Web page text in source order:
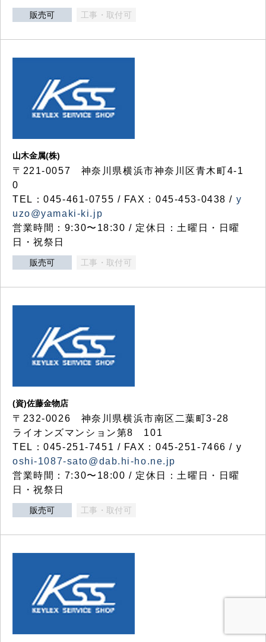
販売可 工事・取付可
山木金属(株)
〒221-0057 神奈川県横浜市神奈川区青木町4-1
0
TEL：045-461-0755 / FAX：045-453-0438 / y
uzo@yamaki-ki.jp
営業時間：9:30〜18:30 / 定休日：土曜日・日曜
日・祝祭日
販売可 工事・取付可
(資)佐藤金物店
〒232-0026 神奈川県横浜市南区二葉町3-28
ライオンズマンション第8 101
TEL：045-251-7451 / FAX：045-251-7466 / y
oshi-1087-sato@dab.hi-ho.ne.jp
営業時間：7:30〜18:00 / 定休日：土曜日・日曜
日・祝祭日
販売可 工事・取付可